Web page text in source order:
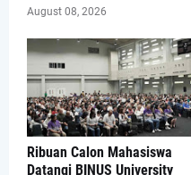
August 08, 2026
Ribuan Calon Mahasiswa
Datangi BINUS University